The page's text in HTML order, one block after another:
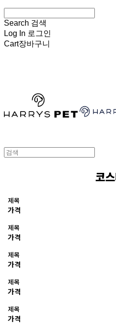
Search 검색
Log In 로그인
Cart장바구니
코
제목
가격
제목
가격
제목
가격
제목
가격
제목
가격